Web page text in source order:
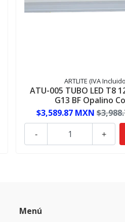
ARTLITE (IVA
ATU-005 TUBO LED T8
G13 BF Opalino
$3,589.87 MXN
+
-
Menú